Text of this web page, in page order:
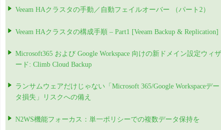
Veeam HAクラスタの手動／自動フェイルオーバー （パート2）
Veeam HAクラスタの構成手順 – Part1 [Veeam Backup & Replication]
Microsoft365 および Google Workspace 向けの新ドメイン設定ウィザ
ード: Climb Cloud Backup
ランサムウェアだけじゃない「Microsoft 365/Google Workspaceデー
タ損失」リスクへの備え
N2WS機能フォーカス：単一ポリシーでの複数データ保持を